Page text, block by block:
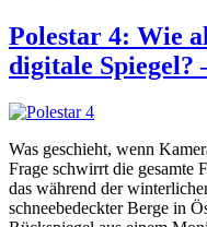
Polestar 4: Wie
digitale Spiegel?
Was geschieht, wenn
Frage schwirrt die gesamte
das während der
schneebedeckter Berge in